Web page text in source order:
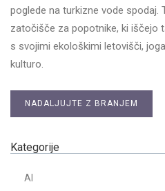
poglede na turkizne vode
zatočišče za popotnike, ki iščejo
s svojimi ekološkimi letovišči,
kulturo.
NADALJUJTE Z BRANJEM
Kategorije
AI